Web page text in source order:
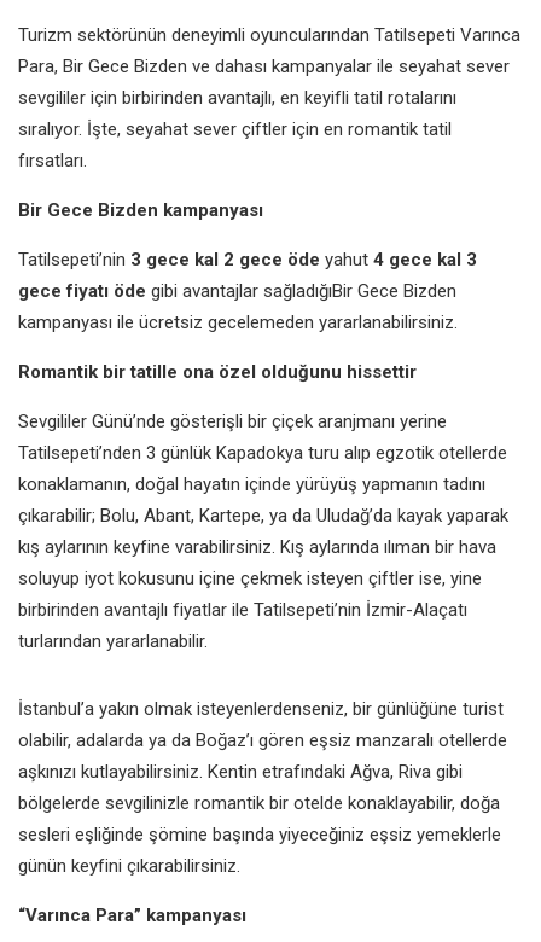
Turizm sektörünün deneyimli oyuncularından Tatilsepeti Varınca
Para, Bir Gece Bizden ve dahası kampanyalar ile seyahat sever
sevgililer için birbirinden avantajlı, en keyifli tatil rotalarını
sıralıyor. İşte, seyahat sever çiftler için en romantik tatil
fırsatları.
Bir Gece Bizden kampanyası
Tatilsepeti’nin 3 gece kal 2 gece öde yahut 4 gece kal 3
gece fiyatı öde gibi avantajlar sağladığıBir Gece Bizden
kampanyası ile ücretsiz gecelemeden yararlanabilirsiniz.
Romantik bir tatille ona özel olduğunu hissettir
Sevgililer Günü’nde gösterişli bir çiçek aranjmanı yerine
Tatilsepeti’nden 3 günlük Kapadokya turu alıp egzotik otellerde
konaklamanın, doğal hayatın içinde yürüyüş yapmanın tadını
çıkarabilir; Bolu, Abant, Kartepe, ya da Uludağ’da kayak yaparak
kış aylarının keyfine varabilirsiniz. Kış aylarında ılıman bir hava
soluyup iyot kokusunu içine çekmek isteyen çiftler ise, yine
birbirinden avantajlı fiyatlar ile Tatilsepeti’nin İzmir-Alaçatı
turlarından yararlanabilir.
İstanbul’a yakın olmak isteyenlerdenseniz, bir günlüğüne turist
olabilir, adalarda ya da Boğaz’ı gören eşsiz manzaralı otellerde
aşkınızı kutlayabilirsiniz. Kentin etrafındaki Ağva, Riva gibi
bölgelerde sevgilinizle romantik bir otelde konaklayabilir, doğa
sesleri eşliğinde şömine başında yiyeceğiniz eşsiz yemeklerle
günün keyfini çıkarabilirsiniz.
“Varınca Para” kampanyası